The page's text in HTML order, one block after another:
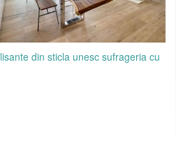
din sticla unesc sufrageria cu